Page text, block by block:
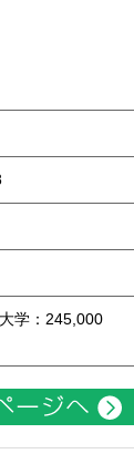
学：245,000